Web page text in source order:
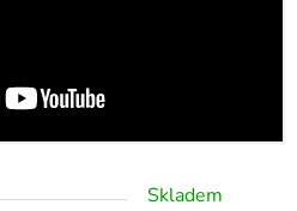
Skladem